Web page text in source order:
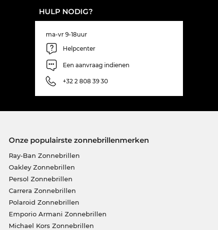
HULP NODIG?
ma-vr 9-18uur
Helpcenter
Een aanvraag indienen
+32 2 808 39 30
Onze populairste zonnebrillenmerken
Ray-Ban Zonnebrillen
Oakley Zonnebrillen
Persol Zonnebrillen
Carrera Zonnebrillen
Polaroid Zonnebrillen
Emporio Armani Zonnebrillen
Michael Kors Zonnebrillen